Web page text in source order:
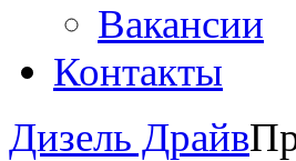
Вакансии
Контакты
Дизель Драйв